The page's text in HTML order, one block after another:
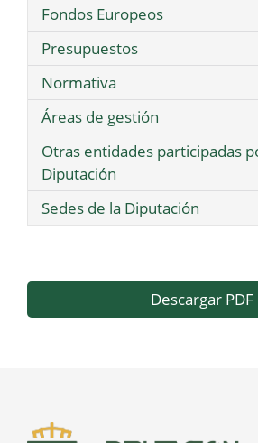
Fondos Europeos
Presupuestos
Normativa
Áreas de gestión
Otras entidades participadas
Diputación
Sedes de la Diputación
Descargar PDF